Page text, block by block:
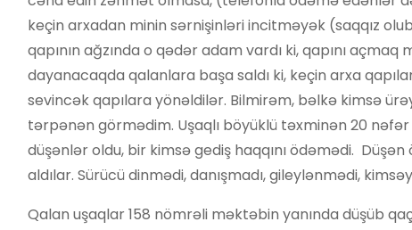
keçin arxadan minin sərnişinləri incitməyək (saqqız
qapının ağzında o qədər adam vardı ki, qapını
dayanacaqda qalanlara başa saldı ki, keçin arxa
sevincək qapılara yönəldilər. Bilmirəm, bəlkə kimsə
tərpənən görmədim. Uşaqlı böyüklü təxminən 20
düşənlər oldu, bir kimsə gediş haqqını ödəmədi.
aldılar. Sürücü dinmədi, danışmadı, gileylənmədi,
Qalan uşaqlar 158 nömrəli məktəbin yanında düşüb